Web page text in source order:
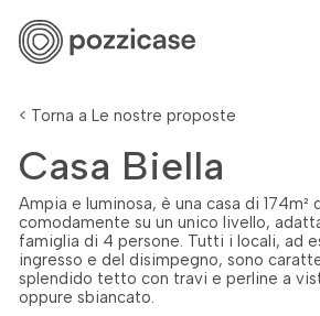
Casa Biella
Ampia e luminosa, è una casa di 174m²
comodamente su un unico livello,
famiglia di 4 persone. Tutti i locali, ad
ingresso e del disimpegno, sono
splendido tetto con travi e perline a
oppure sbiancato.
< Torna a Le nostre proposte